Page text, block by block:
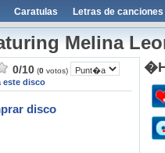
Caratulas Letras de canciones
Melina
0/10 (0 votos)
este disco
disco